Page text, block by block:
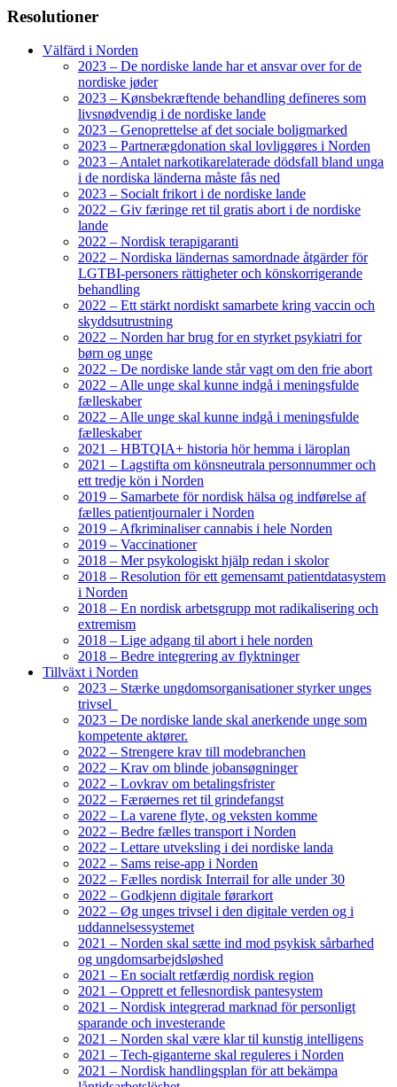
Resolutioner
Välfärd i Norden
2023 – De nordiske lande har et ansvar over for de
nordiske jøder
2023 – Kønsbekræftende behandling defineres som
livsnødvendig i de nordiske lande
2023 – Genoprettelse af det sociale boligmarked
2023 – Partnerægdonation skal lovliggøres i Norden
2023 – Antalet narkotikarelaterade dödsfall bland unga
i de nordiska länderna måste fås ned
2023 – Socialt frikort i de nordiske lande
2022 – Giv færinge ret til gratis abort i de nordiske
lande
2022 – Nordisk terapigaranti
2022 – Nordiska ländernas samordnade åtgärder för
LGTBI-personers rättigheter och könskorrigerande
behandling
2022 – Ett stärkt nordiskt samarbete kring vaccin och
skyddsutrustning
2022 – Norden har brug for en styrket psykiatri for
børn og unge
2022 – De nordiske lande står vagt om den frie abort
2022 – Alle unge skal kunne indgå i meningsfulde
fælleskaber
2022 – Alle unge skal kunne indgå i meningsfulde
fælleskaber
2021 – HBTQIA+ historia hör hemma i läroplan
2021 – Lagstifta om könsneutrala personnummer och
ett tredje kön i Norden
2019 – Samarbete för nordisk hälsa og indførelse af
fælles patientjournaler i Norden
2019 – Afkriminaliser cannabis i hele Norden
2019 – Vaccinationer
2018 – Mer psykologiskt hjälp redan i skolor
2018 – Resolution för ett gemensamt patientdatasystem
i Norden
2018 – En nordisk arbetsgrupp mot radikalisering och
extremism
2018 – Lige adgang til abort i hele norden
2018 – Bedre integrering av flyktninger
Tillväxt i Norden
2023 – Stærke ungdomsorganisationer styrker unges
trivsel
2023 – De nordiske lande skal anerkende unge som
kompetente aktører.
2022 – Strengere krav till modebranchen
2022 – Krav om blinde jobansøgninger
2022 – Lovkrav om betalingsfrister
2022 – Færøernes ret til grindefangst
2022 – La varene flyte, og veksten komme
2022 – Bedre fælles transport i Norden
2022 – Lettare utveksling i dei nordiske landa
2022 – Sams reise-app i Norden
2022 – Fælles nordisk Interrail for alle under 30
2022 – Godkjenn digitale førarkort
2022 – Øg unges trivsel i den digitale verden og i
uddannelsessystemet
2021 – Norden skal sætte ind mod psykisk sårbarhed
og ungdomsarbejdsløshed
2021 – En socialt retfærdig nordisk region
2021 – Opprett et fellesnordisk pantesystem
2021 – Nordisk integrerad marknad för personligt
sparande och investerande
2021 – Norden skal være klar til kunstig intelligens
2021 – Tech-giganterne skal reguleres i Norden
2021 – Nordisk handlingsplan för att bekämpa